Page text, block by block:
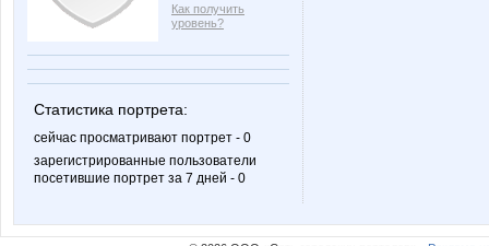
Как получить
уровень?
Статистика портрета:
сейчас просматривают портрет - 0
зарегистрированные пользователи
посетившие портрет за 7 дней - 0